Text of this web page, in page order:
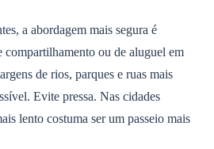
a abordagem mais segura é
compartilhamento ou de aluguel em
de rios, parques e ruas mais
Evite pressa. Nas cidades
lento costuma ser um passeio mais